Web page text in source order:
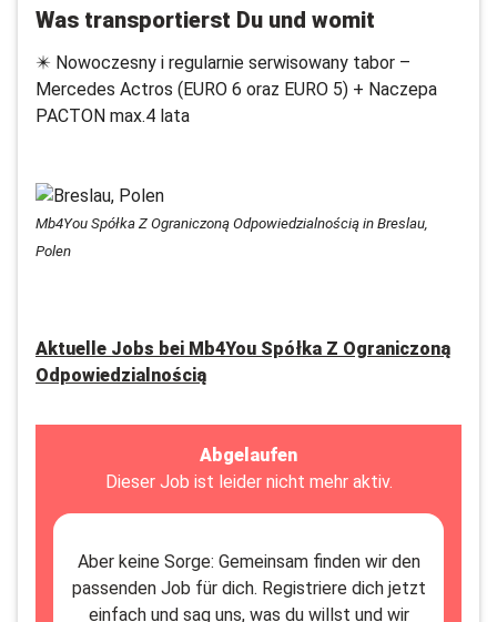
Was transportierst Du und womit
✴️ Nowoczesny i regularnie serwisowany tabor –
Mercedes Actros (EURO 6 oraz EURO 5) + Naczepa
PACTON max.4 lata
Mb4You Spółka Z Ograniczoną Odpowiedzialnością in Breslau,
Polen
Aktuelle Jobs bei Mb4You Spółka Z Ograniczoną
Odpowiedzialnością
Abgelaufen
Dieser Job ist leider nicht mehr aktiv.
Aber keine Sorge: Gemeinsam finden wir den
passenden Job für dich. Registriere dich jetzt
einfach und sag uns, was du willst und wir